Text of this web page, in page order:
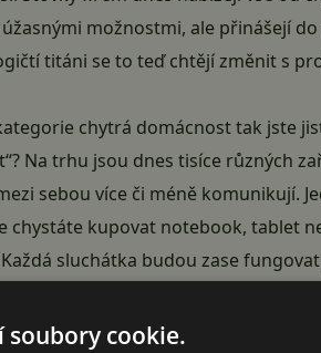
možnostmi, ale přinášejí
titáni se to teď chtějí změnit s
chytrá domácnost tak jste
Na trhu jsou dnes tisíce různých
sebou více či méně komunikují.
chystáte kupovat notebook, tablet
sluchátka budou zase
soubory cookie.